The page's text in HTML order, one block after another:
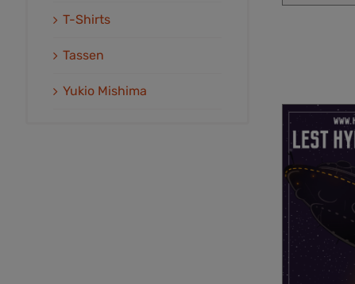
T-Shirts
Tassen
Yukio Mishima